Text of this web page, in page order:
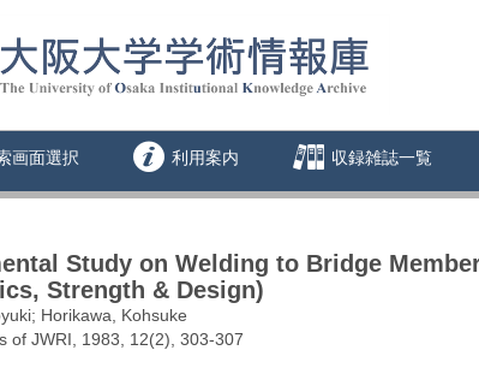
画面選択 利用案内 収録雑誌一覧
Study on Welding to Bridge
Strength & Design)
Horikawa, Kohsuke
of JWRI, 1983, 12(2), 303-307